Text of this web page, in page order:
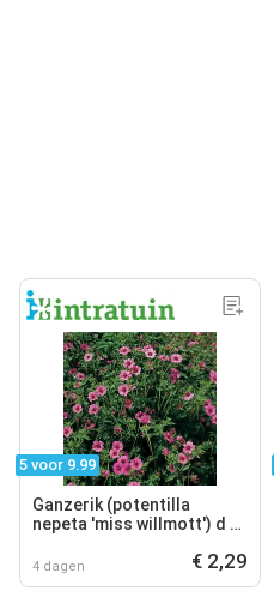
5 voor 9.99
Ganzerik (potentilla
nepeta 'miss willmott') d 9
4 dagen € 2,29